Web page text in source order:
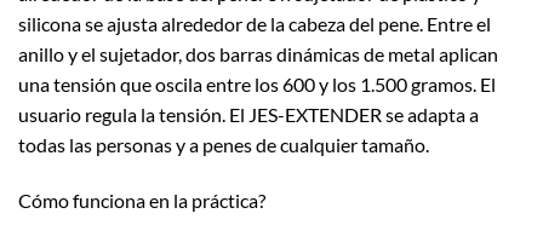
silicona se ajusta alrededor de la cabeza del pene. Entre el
anillo y el sujetador, dos barras dinámicas de metal aplican
una tensión que oscila entre los 600 y los 1.500 gramos. El
usuario regula la tensión. El JES-EXTENDER se adapta a
todas las personas y a penes de cualquier tamaño.
Cómo funciona en la práctica?